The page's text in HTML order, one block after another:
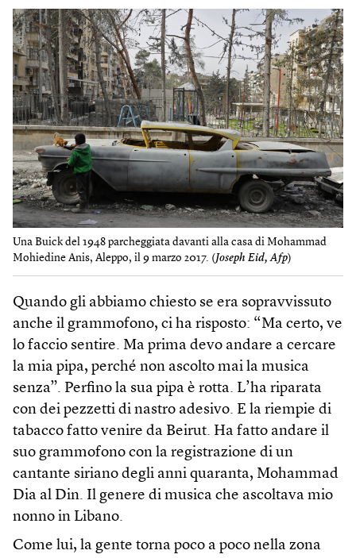
Una Buick del 1948 parcheggiata davanti alla casa di Mohammad
Mohiedine Anis, Aleppo, il 9 marzo 2017. (Joseph Eid, Afp)
Quando gli abbiamo chiesto se era sopravvissuto
anche il grammofono, ci ha risposto: “Ma certo, ve
lo faccio sentire. Ma prima devo andare a cercare
la mia pipa, perché non ascolto mai la musica
senza”. Perfino la sua pipa è rotta. L’ha riparata
con dei pezzetti di nastro adesivo. E la riempie di
tabacco fatto venire da Beirut. Ha fatto andare il
suo grammofono con la registrazione di un
cantante siriano degli anni quaranta, Mohammad
Dia al Din. Il genere di musica che ascoltava mio
nonno in Libano.
Come lui, la gente torna poco a poco nella zona